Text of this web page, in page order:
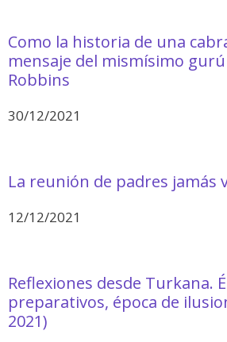
Como la historia de una
mensaje del mismísimo
Robbins
30/12/2021
La reunión de padres jamás
12/12/2021
Reflexiones desde Turkana.
preparativos, época de
2021)